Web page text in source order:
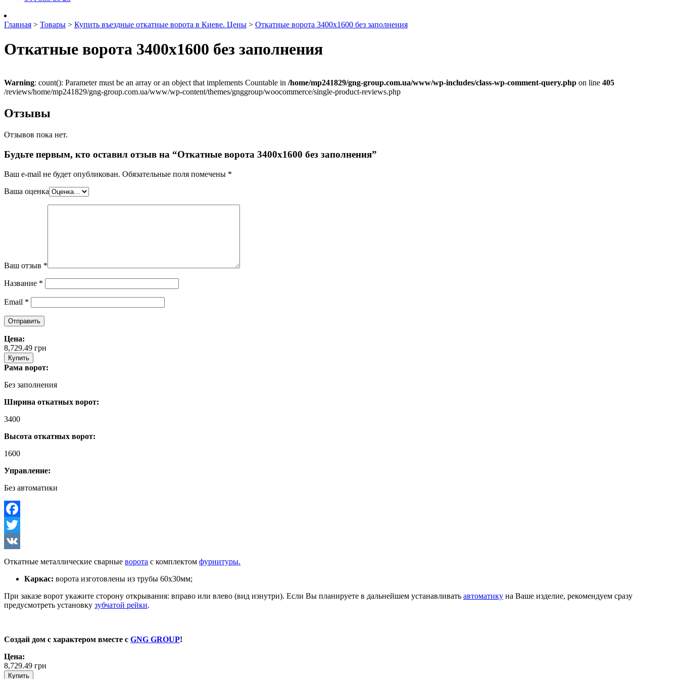
Главная > Товары > Купить въездные откатные ворота в Киеве. Цены > Откатные ворота 3400х1600 без заполнения
Откатные ворота 3400х1600 без заполнения
Warning: count(): Parameter must be an array or an object that implements Countable in /home/mp241829/gng-group.com.ua/www/wp-includes/class-wp-comment-query.php on line 405
/reviews/home/mp241829/gng-group.com.ua/www/wp-content/themes/gnggroup/woocommerce/single-product-reviews.php
Отзывы
Отзывов пока нет.
Будьте первым, кто оставил отзыв на “Откатные ворота 3400х1600 без заполнения”
Ваш e-mail не будет опубликован. Обязательные поля помечены *
Ваша оценка
Ваш отзыв *
Название *
Email *
Цена:
8,729.49 грн
Купить
Рама ворот:
Без заполнения
Ширина откатных ворот:
3400
Высота откатных ворот:
1600
Управление:
Без автоматики
Facebook
Twitter
VK
Откатные металлические сварные ворота с комплектом фурнитуры.
Каркас: ворота изготовлены из трубы 60х30мм;
При заказе ворот укажите сторону открывания: вправо или влево (вид изнутри). Если Вы планируете в дальнейшем устанавливать автоматику на Ваше изделие, рекомендуем сразу
предусмотреть установку зубчатой рейки.
Создай дом с характером вместе с GNG GROUP!
Цена:
8,729.49 грн
Купить